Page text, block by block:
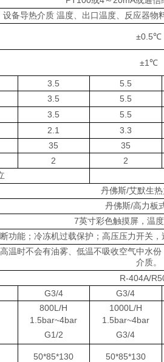
设备导热介质 温度、出口温度、反应器物
±0.5℃
±1℃
3.5 5.5
3.5
5.5
3.5
5.5
2.1
3.3
35
35
2
2
丹佛斯/艾默生
丹佛斯/高力板
7英寸彩色触摸屏，温
功能；冷冻机过载保护；高压压力开关
温时不会有油雾、低温不吸收空气中水
介质。
R-404A/
G3/4 G3/4
800L/H
1.5bar~4bar
G1/2
1000L/H
1.5bar~4bar
G3/4
50*85*130
50*85*130